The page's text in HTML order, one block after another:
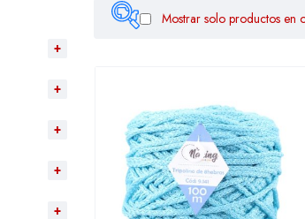
Mostrar solo productos en